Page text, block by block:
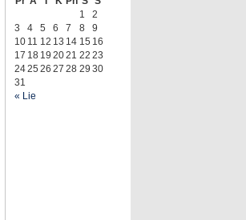
« Lie
1
2
3
4 5 6 7 8
9
10 11 12 13 14 15 16
17 18 19 2021 22 23
2425 26 27 28 29 30
31